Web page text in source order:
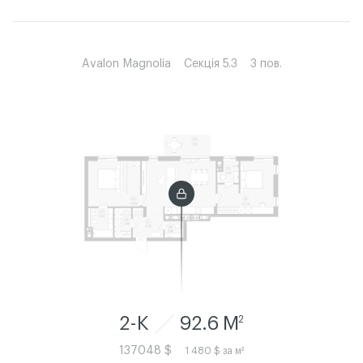
Avalon Magnolia Секція 5.3 3 пов.
2-К 92.6 M2
137048 $ 1 480 $ за м²